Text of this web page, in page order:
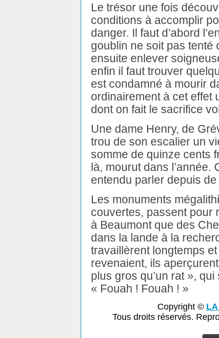
Le trésor une fois
conditions à accomplir
danger. Il faut d’abord
goublin ne soit pas tenté
ensuite enlever
enfin il faut trouver
est condamné à mourir
ordinairement à cet effet
dont on fait le sacrifice
Une dame Henry, de
trou de son escalier un
somme de quinze cents
là, mourut dans l’année.
entendu parler depuis
Les monuments
couvertes, passent pour
à Beaumont que des
dans la lande à la
travaillèrent longtemps
revenaient, ils
plus gros qu’un rat »,
« Fouah ! Fouah ! »
Copyright ©
Tous droits réservés.